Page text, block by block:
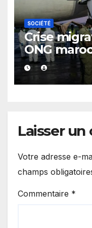
SOCIÉTÉ
Crise
ONG
les
et de
Laisser
Votre adresse e-
champs
Commentaire *